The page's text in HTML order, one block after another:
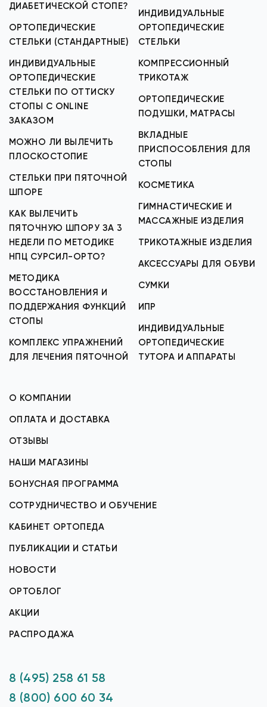
ДИАБЕТИЧЕСКОЙ СТОПЕ?
ОРТОПЕДИЧЕСКИЕ
СТЕЛЬКИ (СТАНДАРТНЫЕ)
ИНДИВИДУАЛЬНЫЕ
ОРТОПЕДИЧЕСКИЕ
СТЕЛЬКИ ПО ОТТИСКУ
СТОПЫ С ONLINE
ЗАКАЗОМ
МОЖНО ЛИ ВЫЛЕЧИТЬ
ПЛОСКОСТОПИЕ
СТЕЛЬКИ ПРИ ПЯТОЧНОЙ
ШПОРЕ
КАК ВЫЛЕЧИТЬ
ПЯТОЧНУЮ ШПОРУ ЗА 3
НЕДЕЛИ ПО МЕТОДИКЕ
НПЦ СУРСИЛ-ОРТО?
МЕТОДИКА
ВОССТАНОВЛЕНИЯ И
ПОДДЕРЖАНИЯ ФУНКЦИЙ
СТОПЫ
КОМПЛЕКС УПРАЖНЕНИЙ
ДЛЯ ЛЕЧЕНИЯ ПЯТОЧНОЙ
ИНДИВИДУАЛЬНЫЕ
ОРТОПЕДИЧЕСКИЕ
СТЕЛЬКИ
КОМПРЕССИОННЫЙ
ТРИКОТАЖ
ОРТОПЕДИЧЕСКИЕ
ПОДУШКИ, МАТРАСЫ
ВКЛАДНЫЕ
ПРИСПОСОБЛЕНИЯ ДЛЯ
СТОПЫ
КОСМЕТИКА
ГИМНАСТИЧЕСКИЕ И
МАССАЖНЫЕ ИЗДЕЛИЯ
ТРИКОТАЖНЫЕ ИЗДЕЛИЯ
АКСЕССУАРЫ ДЛЯ ОБУВИ
СУМКИ
ИПР
ИНДИВИДУАЛЬНЫЕ
ОРТОПЕДИЧЕСКИЕ
ТУТОРА И АППАРАТЫ
О КОМПАНИИ
ОПЛАТА И ДОСТАВКА
ОТЗЫВЫ
НАШИ МАГАЗИНЫ
БОНУСНАЯ ПРОГРАММА
СОТРУДНИЧЕСТВО И ОБУЧЕНИЕ
КАБИНЕТ ОРТОПЕДА
ПУБЛИКАЦИИ И СТАТЬИ
НОВОСТИ
ОРТОБЛОГ
АКЦИИ
РАСПРОДАЖА
8 (495) 258 61 58
8 (800) 600 60 34